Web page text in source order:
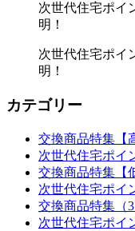
次世代住宅ポイ
明！
次世代住宅ポイ
明！
カテゴリー
交換商品特集【
次世代住宅ポイ
交換商品特集【
次世代住宅ポイ
交換商品特集（
次世代住宅ポイ